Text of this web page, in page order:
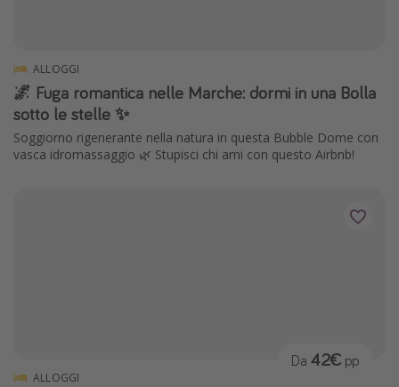
ALLOGGI
🌌 Fuga romantica nelle Marche: dormi in una Bolla
sotto le stelle ✨
Soggiorno rigenerante nella natura in questa Bubble Dome con
vasca idromassaggio 🌿 Stupisci chi ami con questo Airbnb!
ALLOGGI
Da 42€ pp